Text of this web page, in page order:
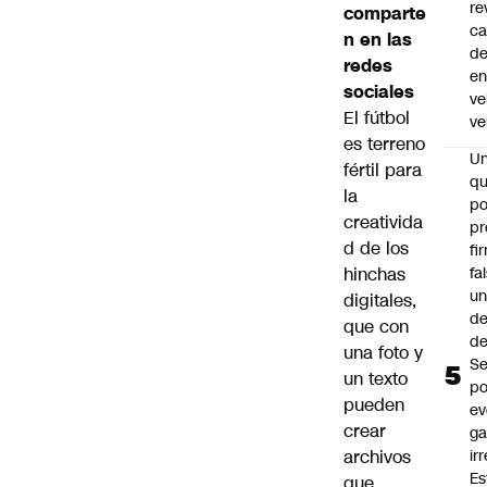
comparte
n en las
redes
sociales
El fútbol
es terreno
fértil para
la
creativida
d de los
hinchas
digitales,
que con
una foto y
un texto
pueden
crear
archivos
en